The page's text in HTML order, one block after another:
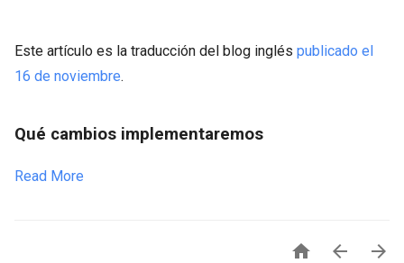
Este artículo es la traducción del blog inglés publicado el
16 de noviembre.
Qué cambios implementaremos
Read More
  